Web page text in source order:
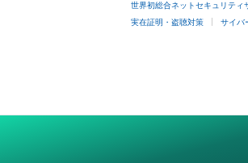
世界初総合ネットセキュリティ
実在証明・盗聴対策 サイバ